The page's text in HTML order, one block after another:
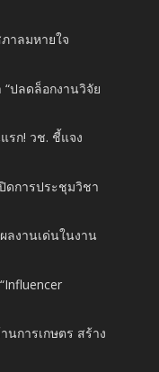
าลมหายใจ
“ปลดล็อกงานวิจัย
รก! วช. ชี้แจง
ดการประชุมวิชา
ลงานเด่นในงาน
การเกษตร สร้าง